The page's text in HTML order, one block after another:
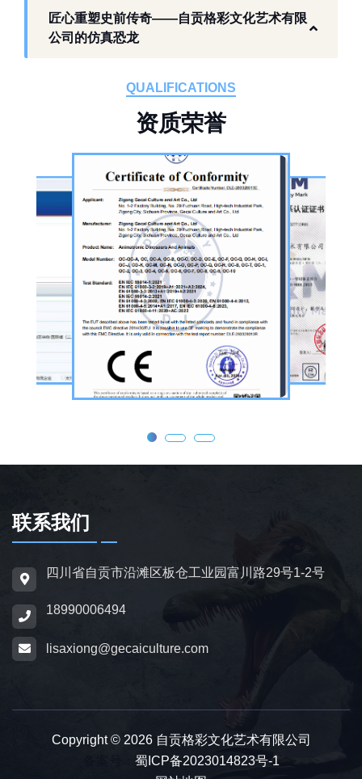
工厂生产基础 构建恐龙产业全链服务
作为开展史前仿真模型生产的恐龙制作工厂，
板仓工业园，拥有标准化生产车间、配套生产
品的恐龙制作公司。公司采用按需定制模式，
从前期方案设计、场景规划，到中期原料选
择、工序制作，再到后期运输配送、上门安装
调试，形成全流程服务，可用于主题乐园、文
旅景区、科普展馆、商业广场、大型展会、节
庆活动等场景。
公司核心业务为仿真恐龙制作，产品线涵盖静
态展示、动态互动、游乐体验三类。其中，机
器恐龙结合机械传动、智能控制技术，可实现
眨眼、张嘴吼叫、摆尾、行走、呼吸起伏等动
态效果，皮肤采用环保硅胶材质，还原史前恐
大型雕塑，覆盖霸王龙、三角龙、剑龙、长颈
龙、翼龙等常见品类，同时支持恐龙化石骨架
场景摆放。
为适配亲子游乐场景，公司推出恐龙电动车与
防滑车轮、限速装置及安全扶手，适用于乐
除恐龙相关产品外，公司同时开展仿真动物与
动物模型制作业务，涵盖史前巨兽、野生动
物、奇幻神兽、仿真昆虫等品类，产品形态包
匠心重塑史前传奇——自贡格彩文化艺术有限
公司的仿真恐龙
QUALIFICATIONS
资质荣誉
联系我们
四川省自贡市沿滩区板仓工业园富川路29号1-2号
18990006494
lisaxiong@gecaiculture.com
Copyright © 2026 自贡格彩文化艺术有限公司
蜀ICP备2023014823号-1